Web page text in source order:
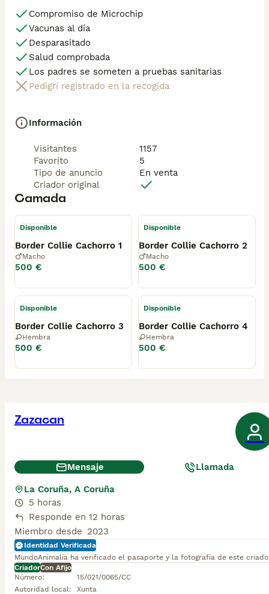
Compromiso de Microchip
Vacunas al día
Desparasitado
Salud comprobada
Los padres se someten a pruebas sanitarias
Pedigrí registrado en la recogida
Información
Visitantes
1157
Favorito
5
Tipo de anuncio
En venta
Criador original
Camada
Disponible
Border Collie Cachorro 1
Macho
500 €
Disponible
Border Collie Cachorro 2
Macho
500 €
Disponible
Border Collie Cachorro 3
Hembra
500 €
Disponible
Border Collie Cachorro 4
Hembra
500 €
Zazacan
Mensaje Llamada
La Coruña, A Coruña
5 horas
Responde en 12 horas
Miembro desde 2023
Identidad Verificada
MundoAnimalia ha verificado el pasaporte y la fotografía de este
CriadorCon Afijo
Número:
15/021/0065/CC
Autoridad local: Xunta